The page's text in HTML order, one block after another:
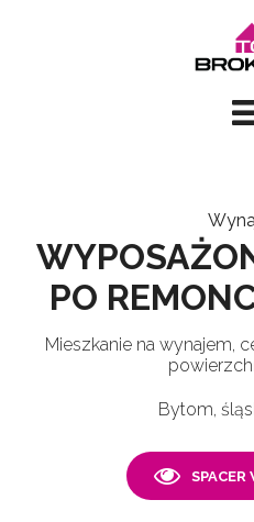
PO
Mieszkanie na wynajem,
Bytom,